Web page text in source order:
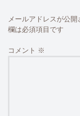
メールアドレスが公開
欄は必須項目です
コメント ※